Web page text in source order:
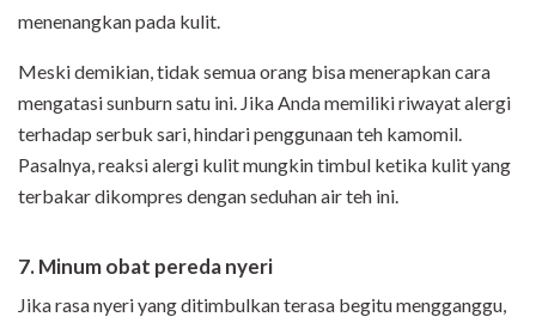
menenangkan pada kulit.
Meski demikian, tidak semua orang bisa menerapkan cara
mengatasi sunburn satu ini. Jika Anda memiliki riwayat alergi
terhadap serbuk sari, hindari penggunaan teh kamomil.
Pasalnya, reaksialergi kulit mungkin timbul ketika kulit yang
terbakar dikompres dengan seduhan air teh ini.
7. Minum obat pereda nyeri
Jika rasa nyeri yang ditimbulkan terasa begitu mengganggu,